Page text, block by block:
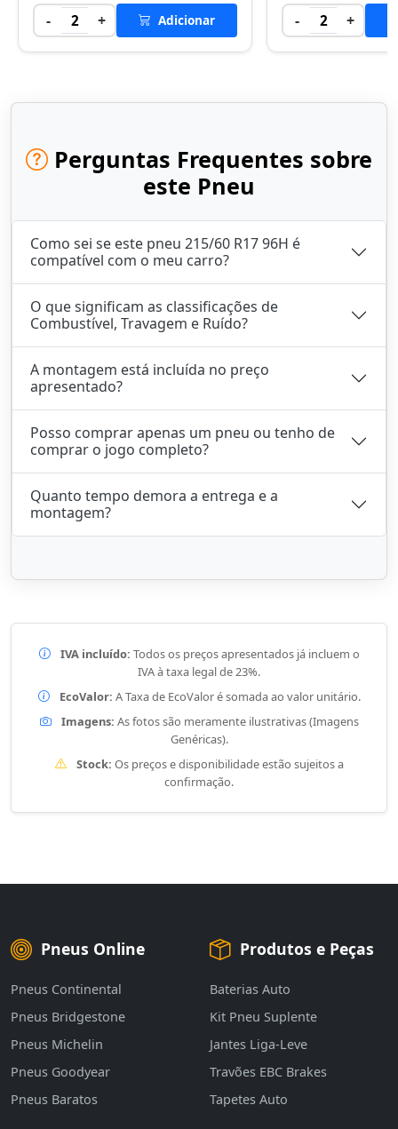
- 2 + Adicionar - 2 +
Perguntas Frequentes sobre
este Pneu
Como sei se este pneu 215/60 R17 96H é
compatível com o meu carro?
O que significam as classificações de
Combustível, Travagem e Ruído?
A montagem está incluída no preço
apresentado?
Posso comprar apenas um pneu ou tenho de
comprar o jogo completo?
Quanto tempo demora a entrega e a
montagem?
IVA incluído: Todos os preços apresentados já incluem o
IVA à taxa legal de 23%.
EcoValor: A Taxa de EcoValor é somada ao valor unitário.
Imagens: As fotos são meramente ilustrativas (Imagens
Genéricas).
Stock: Os preços e disponibilidade estão sujeitos a
confirmação.
Pneus Online
Pneus Continental
Pneus Bridgestone
Pneus Michelin
Pneus Goodyear
Pneus Baratos
Produtos e Peças
Baterias Auto
Kit Pneu Suplente
Jantes Liga-Leve
Travões EBC Brakes
Tapetes Auto